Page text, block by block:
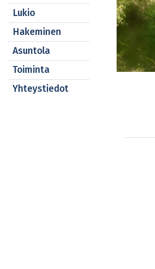
Lukio
Hakeminen
Asuntola
Toiminta
Yhteystiedot